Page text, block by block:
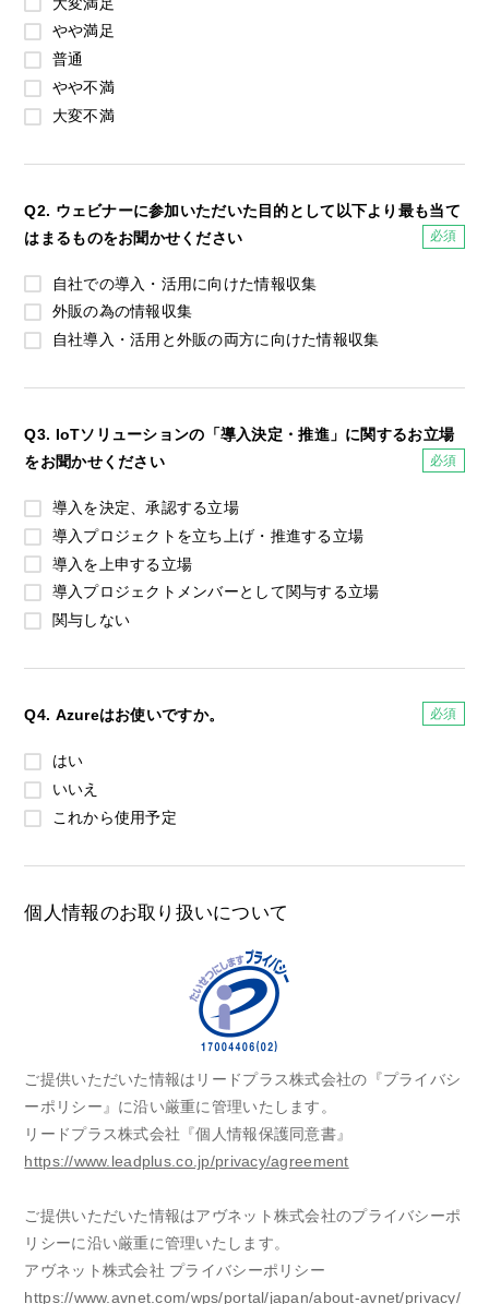
やや満足
普通
やや不満
大変不満
Q2. ウェビナーに参加いただいた目的として以下より最も当て
はまるものをお聞かせください
自社での導入・活用に向けた情報収集
外販の為の情報収集
自社導入・活用と外販の両方に向けた情報収集
Q3. IoTソリューションの「導入決定・推進」に関するお立場
をお聞かせください
導入を決定、承認する立場
導入プロジェクトを立ち上げ・推進する立場
導入を上申する立場
導入プロジェクトメンバーとして関与する立場
関与しない
Q4. Azureはお使いですか。
はい
いいえ
これから使用予定
個人情報のお取り扱いについて
ご提供いただいた情報はリードプラス株式会社の『プライバシ
ーポリシー』に沿い厳重に管理いたします。
リードプラス株式会社『個人情報保護同意書』
https://www.leadplus.co.jp/privacy/agreement
ご提供いただいた情報はアヴネット株式会社のプライバシーポ
リシーに沿い厳重に管理いたします。
アヴネット株式会社 プライバシーポリシー
https://www.avnet.com/wps/portal/japan/about-avnet/privacy/